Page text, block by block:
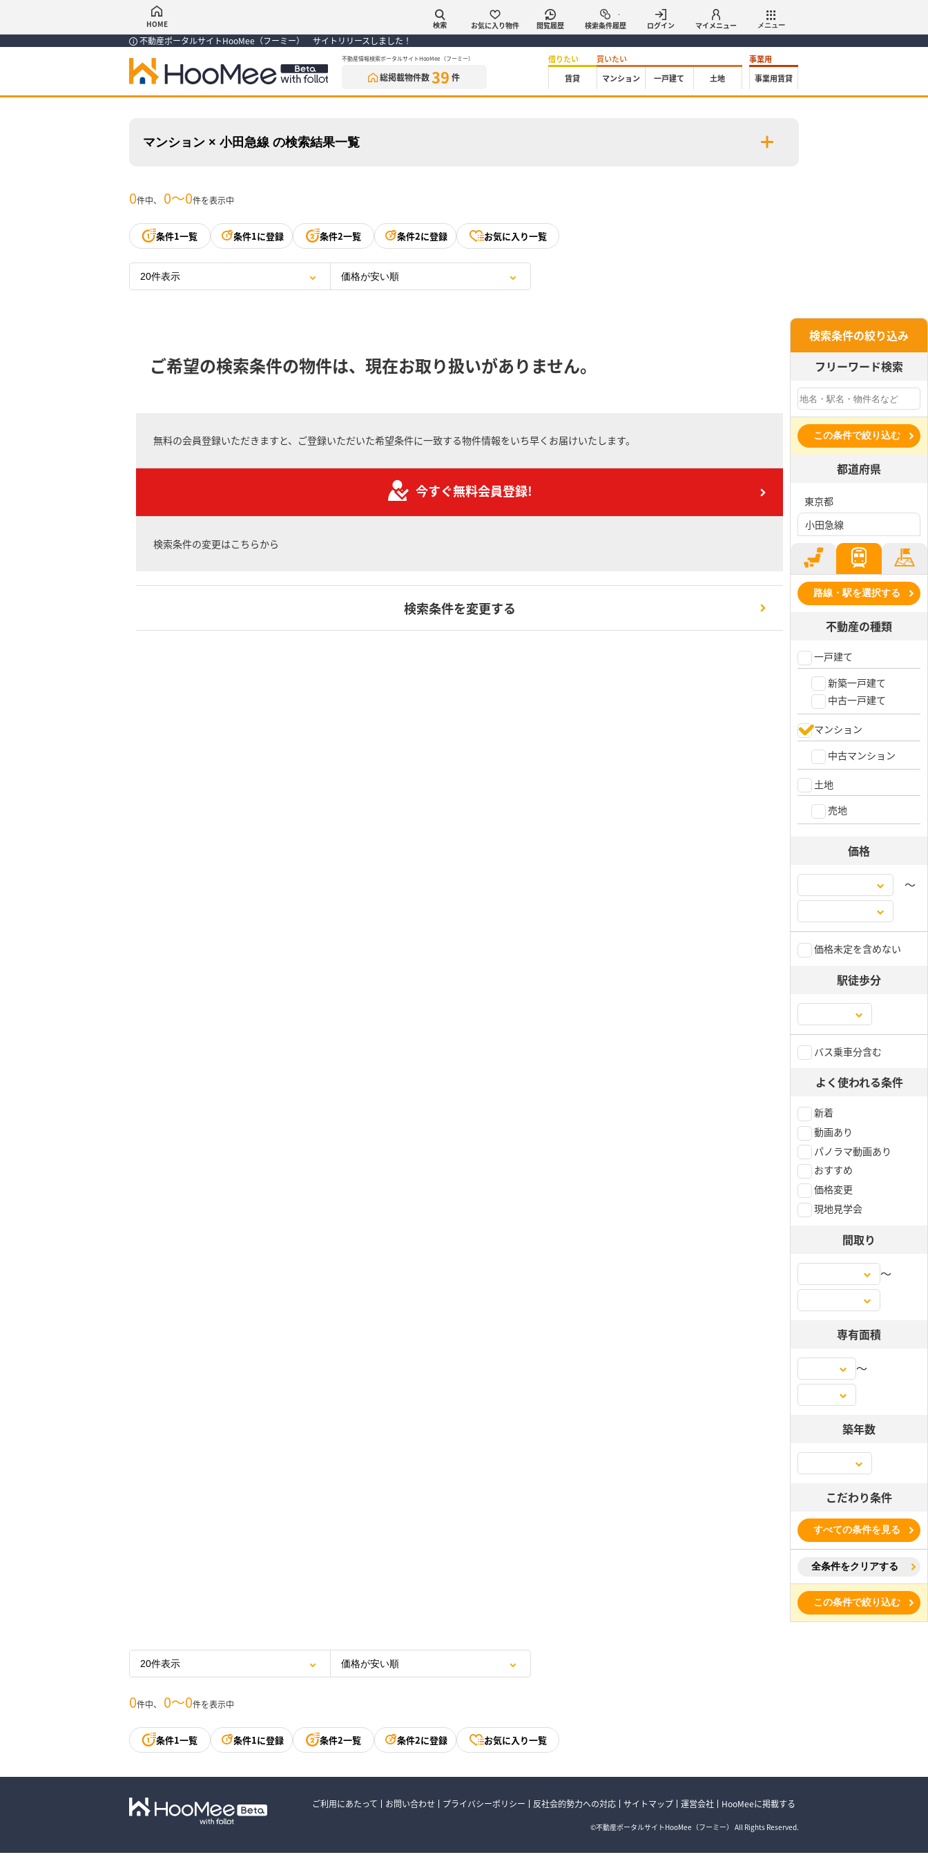
HOME 検索 お気に入り物件 閲覧履歴 検索条件履歴 ログイン マイメニュー メニュー
不動産ポータルサイトHooMee（フーミー） サイトリリースしました！
不動産情報検索ポータルサイトHooMee（フーミー）
総掲載物件数39 件
借りたい
賃貸
買いたい
マンション
一戸建て 土地
事業用
事業用賃貸
マンション × 小田急線 の検索結果一覧
0件中、 0〜0件を表示中
条件1一覧 条件1に登録 条件2一覧 条件2に登録 お気に入り一覧
ご希望の検索条件の物件は、現在お取り扱いがありません。
無料の会員登録いただきますと、ご登録いただいた希望条件に一致する物件情報をいち早くお届けいたします。
今すぐ無料会員登録!
検索条件の変更はこちらから
検索条件を変更する
検索条件の絞り込み
フリーワード検索
この条件で絞り込む
都道府県
東京都
小田急線
路線・駅を選択する
不動産の種類
一戸建て
新築一戸建て
中古一戸建て
マンション
中古マンション
土地
売地
価格
〜
価格未定を含めない
駅徒歩分
バス乗車分含む
よく使われる条件
新着
動画あり
パノラマ動画あり
おすすめ
価格変更
現地見学会
間取り
〜
専有面積
〜
築年数
こだわり条件
すべての条件を見る
全条件をクリアする
この条件で絞り込む
0件中、 0〜0件を表示中
条件1一覧 条件1に登録 条件2一覧 条件2に登録 お気に入り一覧
ご利用にあたって お問い合わせ プライバシーポリシー 反社会的勢力への対応 サイトマップ 運営会社 HooMeeに掲載する
©不動産ポータルサイトHooMee（フーミー） All Rights Reserved.